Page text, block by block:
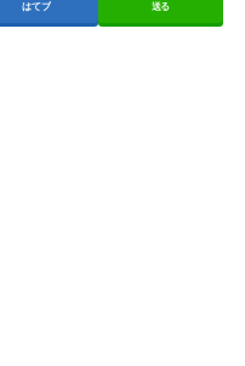
はてブ 送る